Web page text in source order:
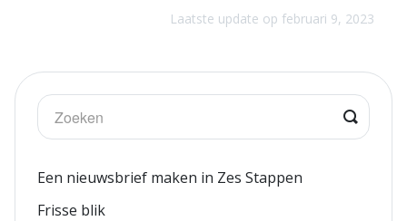
Laatste update op februari 9, 2023
Een nieuwsbrief maken in Zes Stappen
Frisse blik